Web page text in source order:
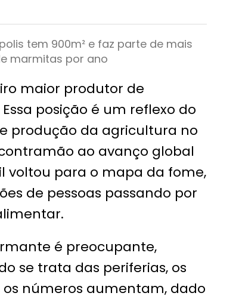
tem 900m² e faz parte de mais
marmitas por ano
maior produtor de
posição é um reflexo do
produção da agricultura no
ao avanço global
voltou para o mapa da fome,
de pessoas passando por
é preocupante,
se trata das periferias, os
números aumentam, dado